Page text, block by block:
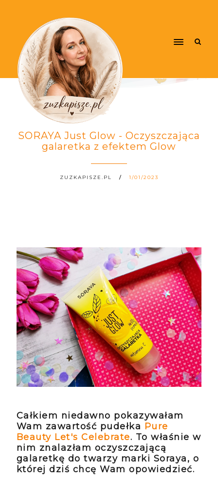
SORAYA Just Glow - Oczyszczająca
galaretka z efektem Glow
ZUZKAPISZE.PL 1/01/2023
Całkiem niedawno pokazywałam
Wam zawartość pudełka Pure
Beauty Let's Celebrate. To właśnie w
nim znalazłam oczyszczającą
galaretkę do twarzy marki Soraya, o
której dziś chcę Wam opowiedzieć.